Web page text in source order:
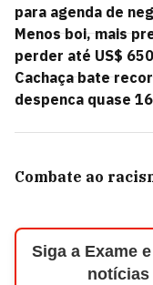
para agenda de
Menos boi, mais
perder até US$
Cachaça bate
despenca quase
Combate ao
Siga a Exame
notícias